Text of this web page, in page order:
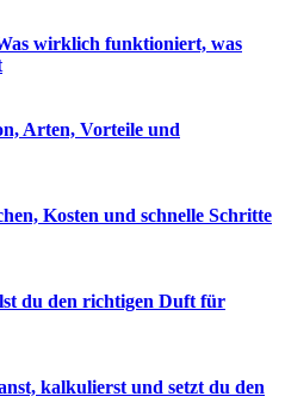
wirklich funktioniert, was
Arten, Vorteile und
Kosten und schnelle Schritte
du den richtigen Duft für
kalkulierst und setzt du den